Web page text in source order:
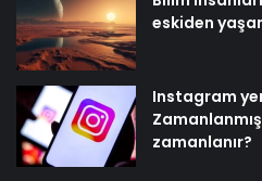
eskiden
Instagram
zamanlanır?